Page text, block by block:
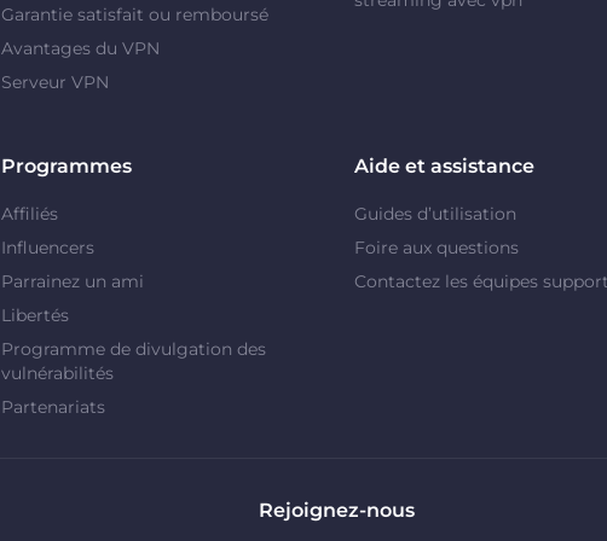
Garantie satisfait ou remboursé
Avantages du VPN
Serveur VPN
Programmes
Affiliés
Influencers
Parrainez un ami
Libertés
Programme de divulgation des
vulnérabilités
Partenariats
Aide et assistance
Guides d’utilisation
Foire aux questions
Contactez les équipes
Rejoignez-nous